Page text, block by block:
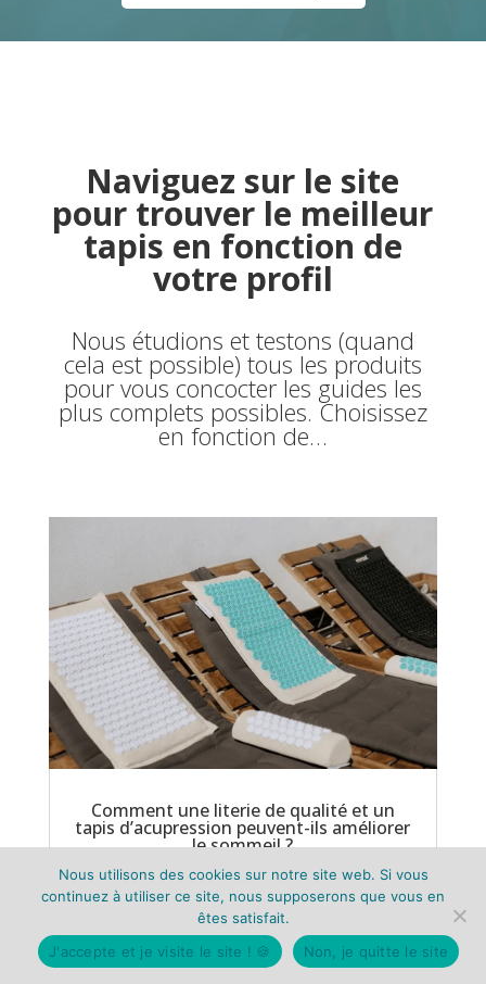
Naviguez sur le site
pour trouver le meilleur
tapis en fonction de
votre profil
Nous étudions et testons (quand
cela est possible) tous les produits
pour vous concocter les guides les
plus complets possibles. Choisissez
en fonction de…
Comment une literie de qualité et un
tapis d’acupression peuvent-ils améliorer
le sommeil ?
Comment une literie de qualité et un tapis
d’acupression peuvent-ils améliorer votre
sommeil ? Un sommeil profond ne dépend pas
seulement de vos habitudes nocturnes. Il repose
aussi sur l’environnement de votre chambre.
Nous utilisons des cookies sur notre site web. Si vous
continuez à utiliser ce site, nous supposerons que vous en
êtes satisfait.
J'accepte et je visite le site ! 🍪
Non, je quitte le site